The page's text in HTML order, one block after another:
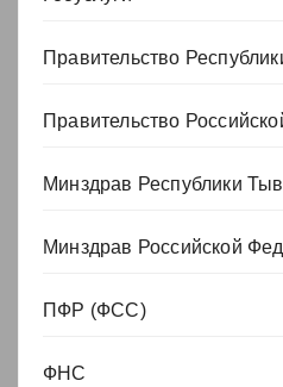
Правительство
Правительство
Минздрав Республики
Минздрав Российской
ПФР (ФСС)
ФНС